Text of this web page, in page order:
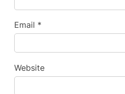
Email *
Website